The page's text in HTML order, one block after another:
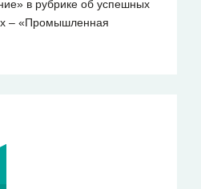
в рубрике об успешных
– «Промышленная